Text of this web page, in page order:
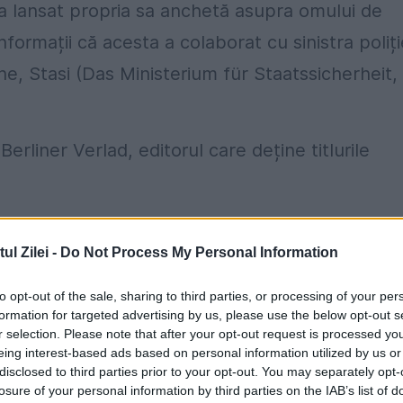
Zilei - Do Not Process My Personal Information
opt-out of the sale, sharing to third parties, or processing of your
for targeted advertising by us, please use the below opt-out
selection. Please note that after your opt-out request is processed
interest-based ads based on personal information utilized by us
to third parties prior to your opt-out. You may separately
of your personal information by third parties on the IAB’s list of
lansat propria sa anchetă asupra omului de
că acesta a colaborat cu sinistra
Stasi (Das Ministerium für Staatssicherheit,
Verlad, editorul care deține titlurile
de Est. Este singurul ziar al fostei
națională.
au fost publicate și în Welt am Sonntag,
german, scrie Le Point.
Zeitung și Berliner Kurier, Jochen Arntz și